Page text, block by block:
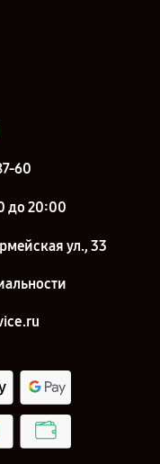
60
до 20:00
ул., 33